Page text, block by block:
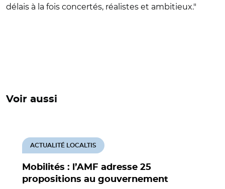
délais à la fois concertés, réalistes et ambitieux."
Voir aussi
Mobilités : l’AMF adresse 25
propositions au gouvernement
ACTUALITÉ LOCALTIS